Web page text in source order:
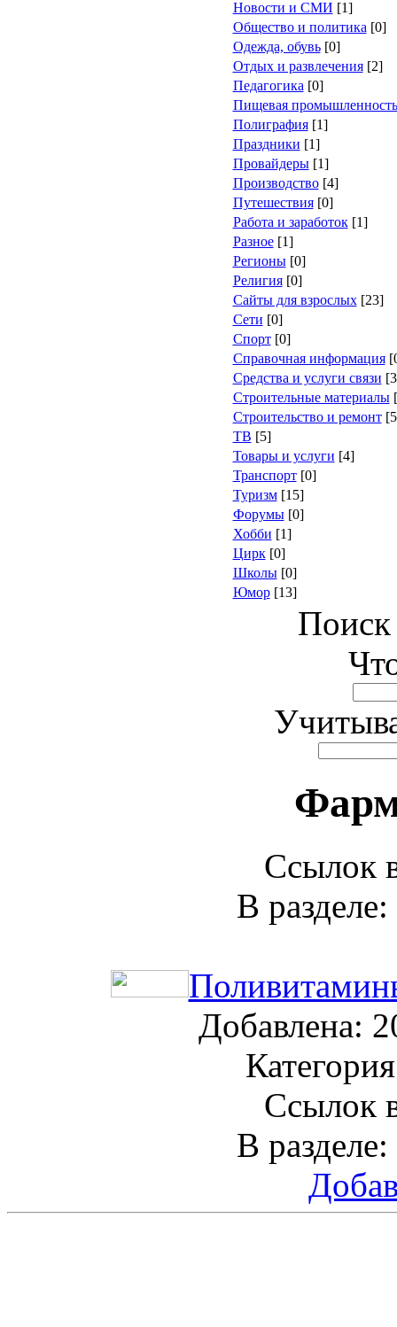
Новости и СМИ [1]
Общество и политика [0]
Одежда, обувь[0]
Отдых и развлечения[2]
Педагогика [0]
Пищевая промышленность
Полиграфия[1]
Праздники [1]
Провайдеры[1]
Производство[4]
Путешествия[0]
Работа и заработок[1]
Разное[1]
Регионы[0]
Религия[0]
Сайты для взрослых[23]
Сети [0]
Спорт[0]
Справочная информация
Средства и услуги связи
Строительные материалы
Строительство и ремонт
ТВ [5]
Товары и услуги [4]
Транспорт[0]
Туризм[15]
Форумы[0]
Хобби [1]
Цирк[0]
Школы[0]
Юмор[13]
Поиск
Ссылок
В разделе:
Добавлена:
Ссылок
В разделе: